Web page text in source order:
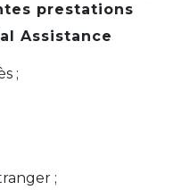
prestations
Assistance
;
;